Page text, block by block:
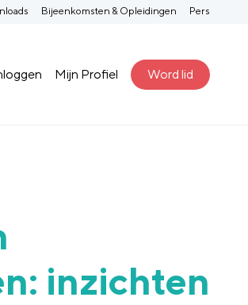
Mijn Profiel Word lid
Bijeenkomsten & Opleidingen Pers
inzichten